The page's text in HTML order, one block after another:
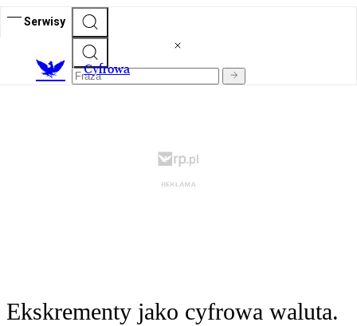
Serwisy
Cyfrowa
Ekskrementy jako cyfrowa waluta.